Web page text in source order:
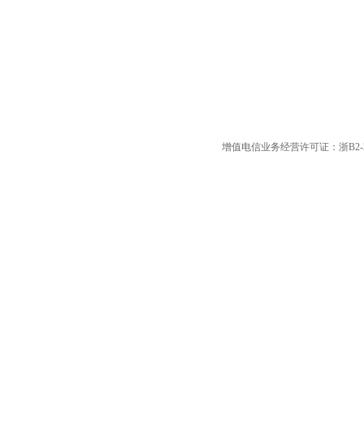
增值电信业务经营许可证：浙